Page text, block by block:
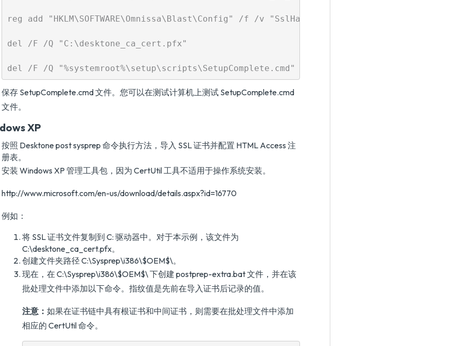
reg add "HKLM\SOFTWARE\Omnissa\Blast\Config" /f /v "SslHash" /t REG_SZ /d "31 2a 32
del /F /Q "C:\desktone_ca_cert.pfx"
保存 SetupComplete.cmd 文件。您可以在测试计算机上测试 SetupComplete.cmd
文件。
XP
按照 Desktone post sysprep 命令执行方法，导入 SSL 证书并配置 HTML Access 注
册表。
安装 Windows XP 管理工具包，因为 CertUtil 工具不适用于操作系统安装。
http://www.microsoft.com/en-us/download/details.aspx?id=16770
例如：
将 SSL 证书文件复制到 C: 驱动器中。对于本示例，该文件为
C:\desktone_ca_cert.pfx。
创建文件夹路径 C:\Sysprep\i386\$OEM$\。
现在，在 C:\Sysprep\i386\$OEM$\ 下创建 postprep-extra.bat 文件，并在该
批处理文件中添加以下命令。指纹值是先前在导入证书后记录的值。
注意： 如果在证书链中具有根证书和中间证书，则需要在批处理文件中添加
相应的 CertUtil 命令。